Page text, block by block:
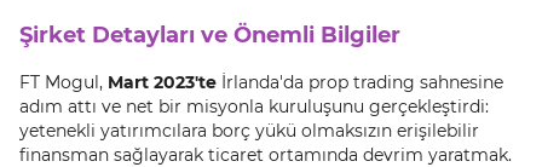
Şirket Detayları ve Önemli Bilgiler
FT Mogul, Mart 2023'te İrlanda'da prop trading sahnesine
adım attı ve net bir misyonla kuruluşunu gerçekleştirdi:
yetenekli yatırımcılara borç yükü olmaksızın erişilebilir
finansman sağlayarak ticaret ortamında devrim yaratmak.